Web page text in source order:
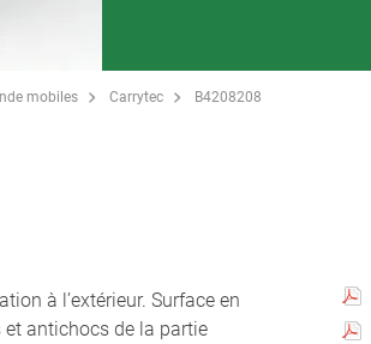
mobiles Carrytec B4208208
à l’extérieur. Surface en
et antichocs de la partie